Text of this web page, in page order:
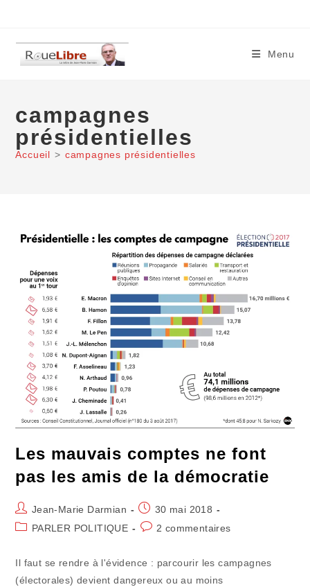
content
Menu
campagnes
présidentielles
Accueil > campagnes présidentielles
Les mauvais comptes ne font
pas les amis de la démocratie
Auteur/autrice
de
Jean-Marie Darmian
Publication
publiée :
30 mai 2018
PostPARLER POLITIQUE
Commentaires
publication :
2 commentaires
Il faut se rendre à l'évidence : parcourir les campagnes
(électorales) devient dangereux ou au moins